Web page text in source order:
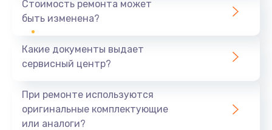
Замена разъёма наушников (гарнитуры)
Замена кнопок громкости
Стоимость ремонта может
быть изменена?
Какие документы выдает
сервисный центр?
При ремонте используются
оригинальные комплектующие
или аналоги?